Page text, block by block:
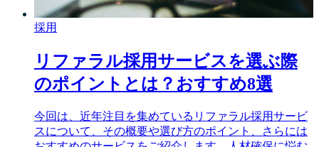
採用
リファラル採用サービスを選ぶ際
のポイントとは？おすすめ8選
今回は、近年注目を集めているリファラル採用サービ
スについて、その概要や選び方のポイント、さらには